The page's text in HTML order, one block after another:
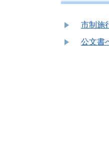
市制施
公文書